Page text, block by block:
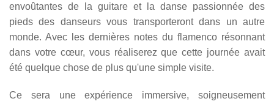
envoûtantes de la guitare et la danse passionnée des
pieds des danseurs vous transporteront dans un autre
monde. Avec les dernières notes du flamenco résonnant
dans votre cœur, vous réaliserez que cette journée avait
été quelque chose de plus qu'une simple visite.
Ce sera une expérience immersive, soigneusement